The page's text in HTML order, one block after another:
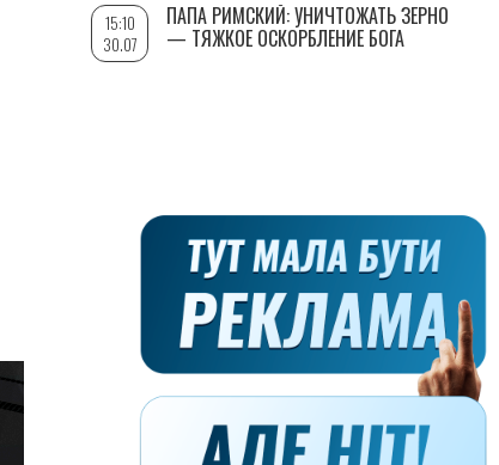
15:10
30.07
ПАПА РИМСКИЙ: УНИЧТОЖАТЬ ЗЕРНО
— ТЯЖКОЕ ОСКОРБЛЕНИЕ БОГА